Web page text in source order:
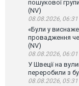
пошукової
(NV)
08.08.2026, 06:31
«Були у
провадження
(NV)
08.08.2026, 06:01
У Швеції на
переробили з
08.08.2026, 05:31